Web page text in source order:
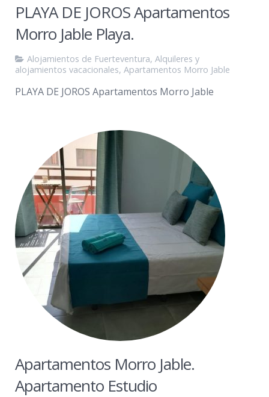
PLAYA DE JOROS Apartamentos
Morro Jable Playa.
Alojamientos de Fuerteventura, Alquileres y
alojamientos vacacionales, Apartamentos Morro Jable
PLAYA DE JOROS Apartamentos Morro Jable
Apartamentos Morro Jable.
Apartamento Estudio